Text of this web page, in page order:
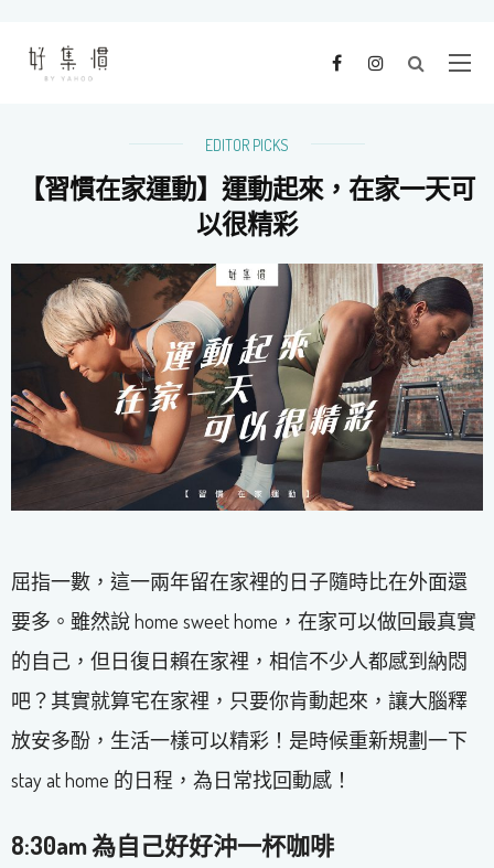
EDITOR PICKS
【習慣在家運動】運動起來，在家一天可
以很精彩
屈指一數，這一兩年留在家裡的日子隨時比在外面還
要多。雖然說 home sweet home，在家可以做回最真實
的自己，但日復日賴在家裡，相信不少人都感到納悶
吧？其實就算宅在家裡，只要你肯動起來，讓大腦釋
放安多酚，生活一樣可以精彩！是時候重新規劃一下
stay at home 的日程，為日常找回動感！
8:30am為自己好好沖一杯咖啡